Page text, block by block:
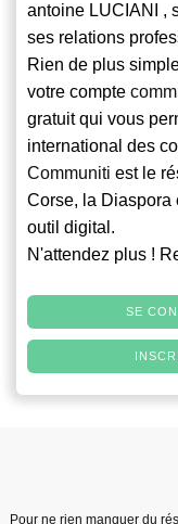
antoine LUCIANI ,
ses relations
Rien de plus
votre compte
gratuit qui vous
international des
Communiti est le
Corse, la Diaspora
outil digital.
N'attendez plus !
SE
Pour ne rien manquer du